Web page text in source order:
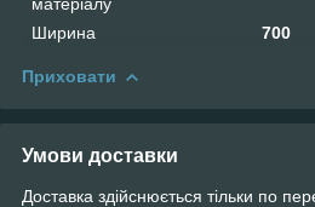
Ширина 700
Приховати
Умови доставки
Доставка здійснюється тільки по